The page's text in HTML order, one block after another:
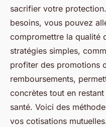
sacrifier votre
besoins, vous pouvez
compromettre la qualité
stratégies simples,
profiter des promotions
remboursements,
concrètes tout en
santé. Voici des
vos cotisations